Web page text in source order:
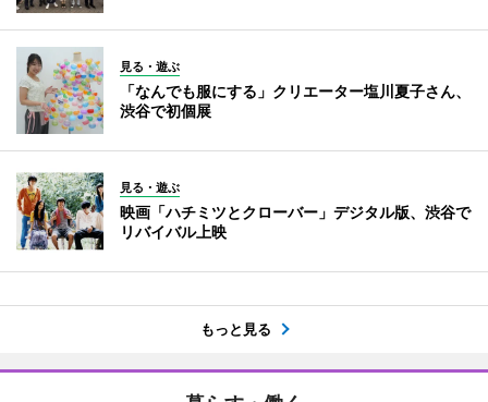
見る・遊ぶ
「なんでも服にする」クリエーター塩川夏子さん、
渋谷で初個展
見る・遊ぶ
映画「ハチミツとクローバー」デジタル版、渋谷で
リバイバル上映
もっと見る